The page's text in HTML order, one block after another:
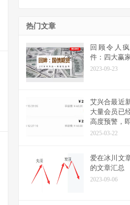
热门文章
回顾令人
件：四大赢
2023-09-23
艾兴合最近
大量会员已
高度预警，
2025-03-22
爱在冰川文
的文章汇总
2023-09-06